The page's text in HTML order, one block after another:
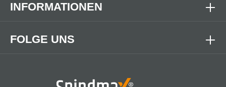
FOLGE UNS
INFORMATIONEN